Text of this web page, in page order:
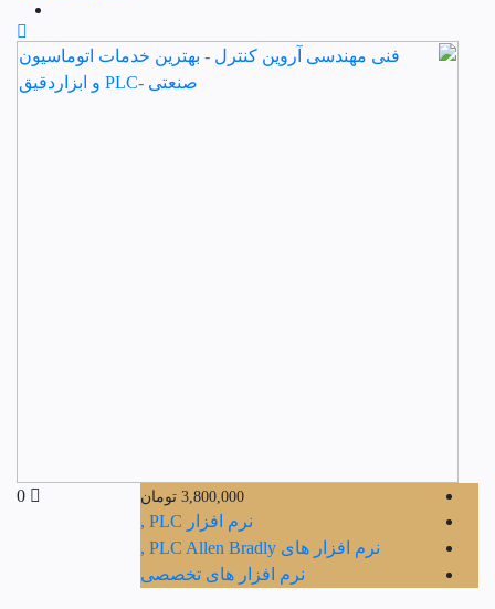
3,800,000 تومان
نرم افزار PLC ,
نرم افزار های PLC Allen Bradly ,
نرم افزار های تخصصی